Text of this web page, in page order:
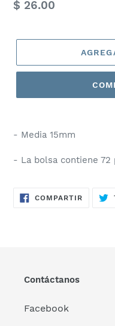
Precio
$ 26.00
- Media 15mm
- La bolsa contiene 72
COMPARTIR
EN
Contáctanos
Facebook